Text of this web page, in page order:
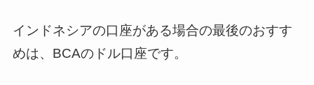
インドネシアの口座がある場合の最後のおすす
めは、BCAのドル口座です。